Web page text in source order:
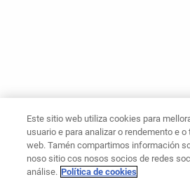
Este sitio web utiliza cookies para
usuario e para analizar o rendemento e
web. Tamén compartimos información
noso sitio cos nosos socios de redes
análise. Política de cookies